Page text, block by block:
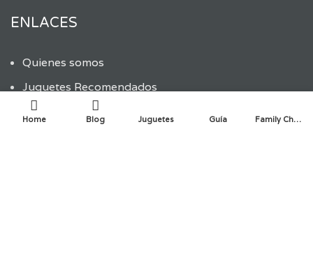
ENLACES
Quienes somos
Juguetes Recomendados
Descargar guía
Home Blog Juguetes Guía Family Choice